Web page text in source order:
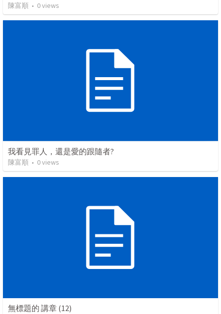
陳富順 • 0views
我看見罪人，還是愛的跟隨者?
陳富順 • 0views
無標題的 講章 (12)